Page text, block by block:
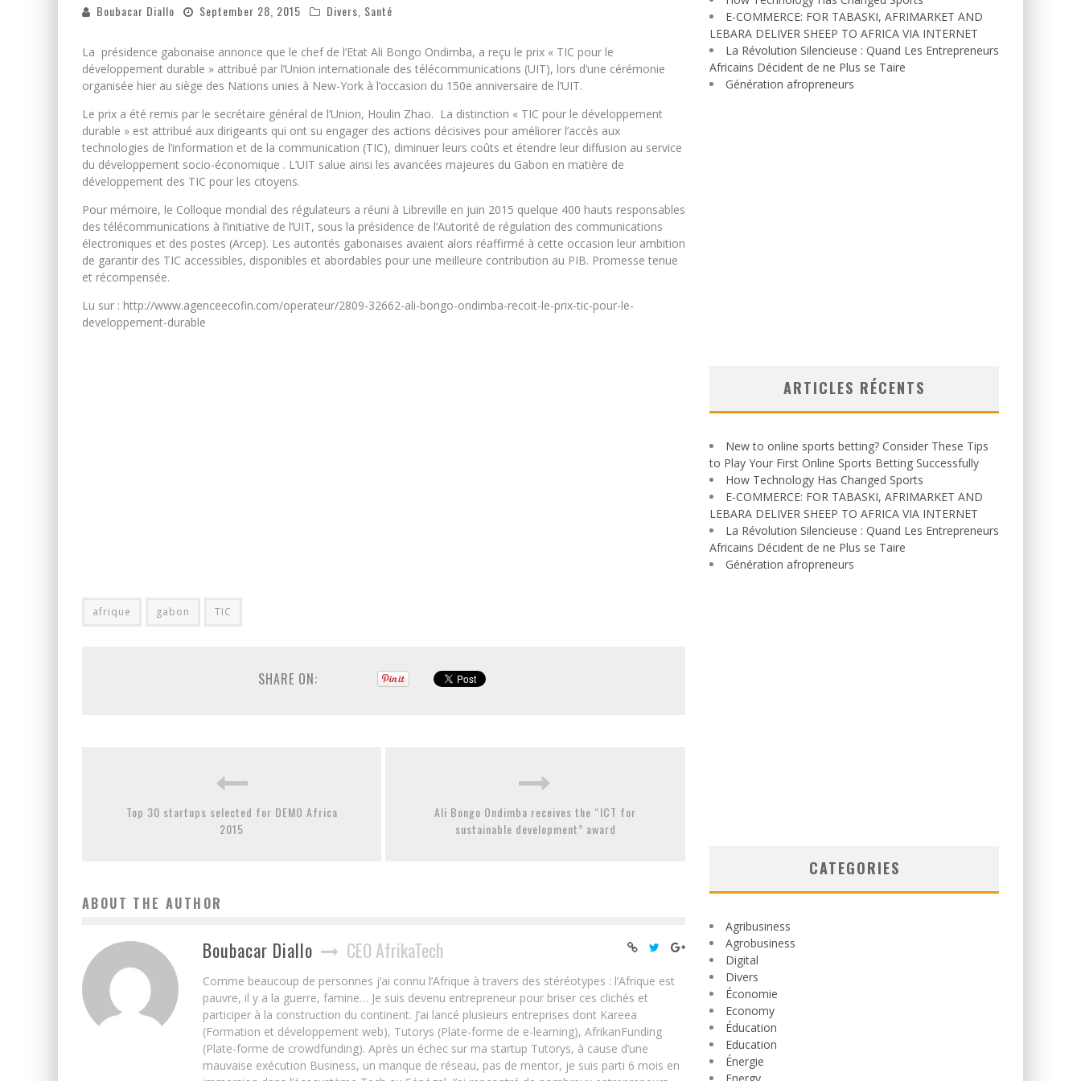
Boubacar Diallo September 28, 2015 Divers Santé
La présidence gabonaise annonce que le chef de l’Etat Ali Bongo Ondimba, a reçu le prix « TIC pour le
développement durable » attribué par l’Union internationale des télécommunications (UIT), lors d’une cérémonie
organisée hier au siège des Nations unies à New-York à l’occasion du 150e anniversaire de l’UIT.
Le prix a été remis par le secrétaire général de l’Union, Houlin Zhao. La distinction « TIC pour le développement
durable » est attribué aux dirigeants qui ont su engager des actions décisives pour améliorer l’accès aux
technologies de l’information et de la communication (TIC), diminuer leurs coûts et étendre leur diffusion au service
du développement socio-économique . L’UIT salue ainsi les avancées majeures du Gabon en matière de
développement des TIC pour les citoyens.
Pour mémoire, le Colloque mondial des régulateurs a réuni à Libreville en juin 2015 quelque 400 hauts responsables
des télécommunications à l’initiative de l’UIT, sous la présidence de l’Autorité de régulation des communications
électroniques et des postes (Arcep). Les autorités gabonaises avaient alors réaffirmé à cette occasion leur ambition
de garantir des TIC accessibles, disponibles et abordables pour une meilleure contribution au PIB. Promesse tenue
et récompensée.
Lu sur : http://www.agenceecofin.com/operateur/2809-32662-ali-bongo-ondimba-recoit-le-prix-tic-pour-le-
developpement-durable
afrique gabon TIC
SHARE ON:
Top 30 startups selected for DEMO Africa
2015
Ali Bongo Ondimba receives the “ICT for
sustainable development” award
ABOUT THE AUTHOR
Boubacar Diallo CEO AfrikaTech
Comme beaucoup de personnes j’ai connu l’Afrique à travers des stéréotypes : l’Afrique est
pauvre, il y a la guerre, famine… Je suis devenu entrepreneur pour briser ces clichés et
participer à la construction du continent. J’ai lancé plusieurs entreprises dont Kareea
(Formation et développement web), Tutorys (Plate-forme de e-learning), AfrikanFunding
(Plate-forme de crowdfunding). Après un échec sur ma startup Tutorys, à cause d’une
mauvaise exécution Business, un manque de réseau, pas de mentor, je suis parti 6 mois en
E-COMMERCE: FOR TABASKI, AFRIMARKET AND
LEBARA DELIVER SHEEP TO AFRICA VIA INTERNET
La Révolution Silencieuse : Quand Les Entrepreneurs
Africains Décident de ne Plus se Taire
Génération afropreneurs
ARTICLES RÉCENTS
New to online sports betting? Consider These Tips
to Play Your First Online Sports Betting Successfully
How Technology Has Changed Sports
E-COMMERCE: FOR TABASKI, AFRIMARKET AND
LEBARA DELIVER SHEEP TO AFRICA VIA INTERNET
La Révolution Silencieuse : Quand Les Entrepreneurs
Africains Décident de ne Plus se Taire
Génération afropreneurs
CATEGORIES
Agribusiness
Agrobusiness
Digital
Divers
Économie
Economy
Éducation
Education
Énergie